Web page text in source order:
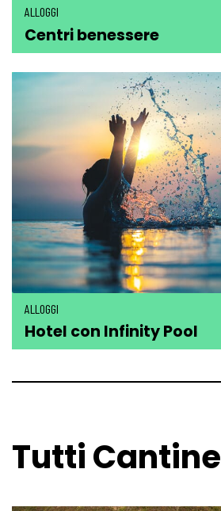
ALLOGGI
Centri benessere
ALLOGGI
Hotel con Infinity Pool
Tutti Cantine